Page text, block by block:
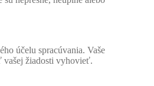
účelu spracúvania. Vaše
vašej žiadosti vyhovieť.